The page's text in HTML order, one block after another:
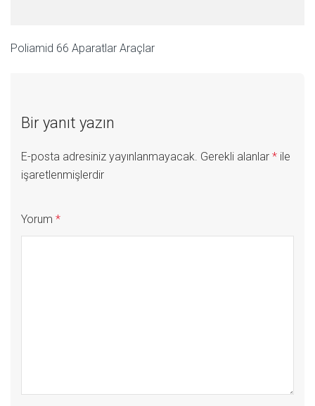
Poliamid 66 Aparatlar Araçlar
Bir yanıt yazın
E-posta adresiniz yayınlanmayacak. Gerekli alanlar * ile
işaretlenmişlerdir
Yorum *